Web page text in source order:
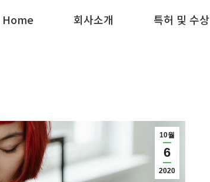
Home 회사소개 특허 및 수상
10월
6
2020
Home 회사소개 특허 및 수상